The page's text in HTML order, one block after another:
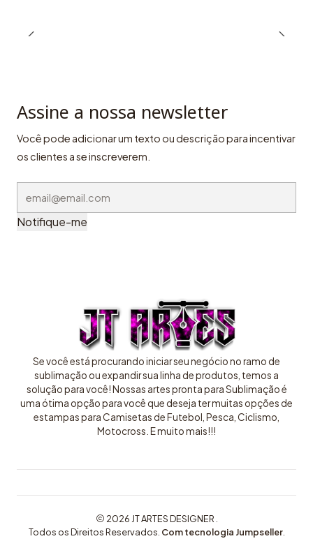
Assine a nossa newsletter
Você pode adicionar um texto ou descrição para incentivar
os clientes a se inscreverem.
Notifique-me
Se você está procurando iniciar seu negócio no ramo de
sublimação ou expandir sua linha de produtos, temos a
solução para você! Nossas artes pronta para Sublimação é
uma ótima opção para você que deseja ter muitas opções de
estampas para Camisetas de Futebol, Pesca, Ciclismo,
Motocross. E muito mais!!!
2026 JT ARTES DESIGNER .
Todos os Direitos Reservados. Com tecnologia Jumpseller.